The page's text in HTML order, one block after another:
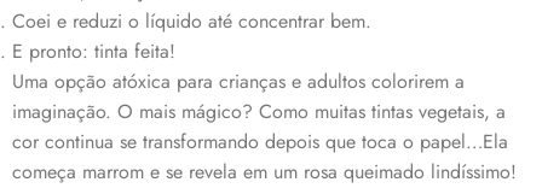
Coei e reduzi o líquido até concentrar bem.
E pronto: tinta feita!
Uma opção atóxica para crianças e adultos colorirem a
imaginação. O mais mágico? Como muitas tintas vegetais, a
cor continua se transformando depois que toca o papel…Ela
começa marrom e se revela em um rosa queimado lindíssimo!